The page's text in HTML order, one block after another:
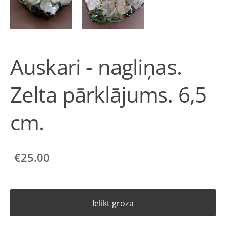
Auskari - nagliņas.
Zelta pārklājums. 6,5
cm.
€25.00
Ielikt grozā